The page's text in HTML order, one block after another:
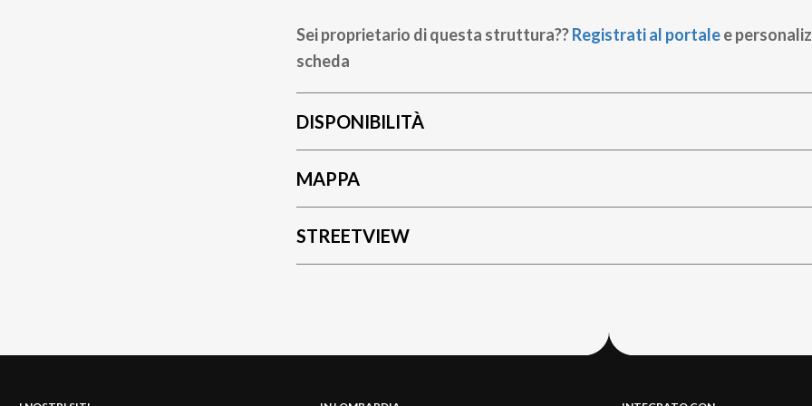
Sei proprietario di questa struttura??Registrati al portalee
scheda
DISPONIBILITÀ
MAPPA
STREETVIEW